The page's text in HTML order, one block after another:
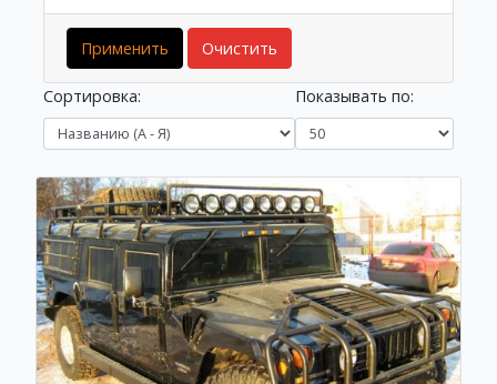
Применить Очистить
Сортировка: Показывать по: